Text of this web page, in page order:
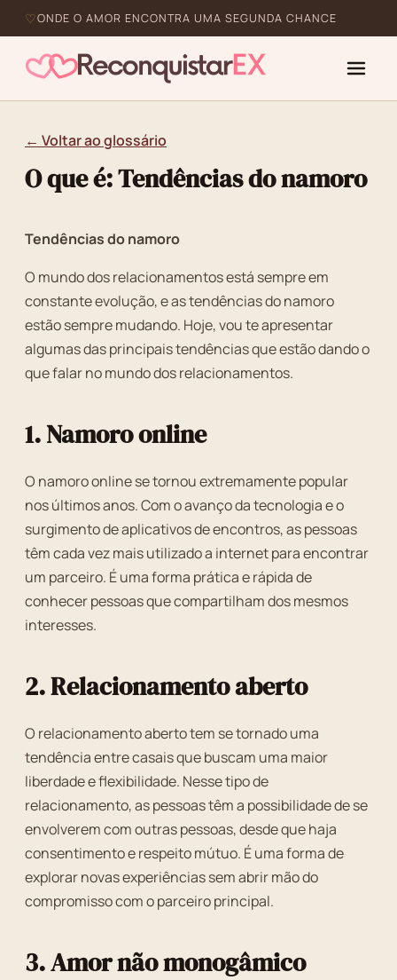
ONDE O AMOR ENCONTRA UMA SEGUNDA CHANCE
← Voltar ao glossário
O que é: Tendências do namoro
Tendências do namoro
O mundo dos relacionamentos está sempre em
constante evolução, e as tendências do namoro
estão sempre mudando. Hoje, vou te apresentar
algumas das principais tendências que estão dando o
que falar no mundo dos relacionamentos.
1. Namoro online
O namoro online se tornou extremamente popular
nos últimos anos. Com o avanço da tecnologia e o
surgimento de aplicativos de encontros, as pessoas
têm cada vez mais utilizado a internet para encontrar
um parceiro. É uma forma prática e rápida de
conhecer pessoas que compartilham dos mesmos
interesses.
2. Relacionamento aberto
O relacionamento aberto tem se tornado uma
tendência entre casais que buscam uma maior
liberdade e flexibilidade. Nesse tipo de
relacionamento, as pessoas têm a possibilidade de se
envolverem com outras pessoas, desde que haja
consentimento e respeito mútuo. É uma forma de
explorar novas experiências sem abrir mão do
compromisso com o parceiro principal.
3. Amor não monogâmico